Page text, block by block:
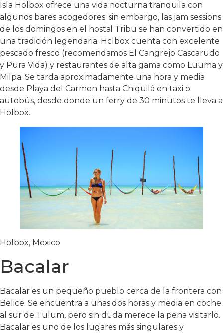
Isla Holbox ofrece una vida nocturna tranquila con
algunos bares acogedores; sin embargo, las jam sessions
de los domingos en el hostal Tribu se han convertido en
una tradición legendaria. Holbox cuenta con excelente
pescado fresco (recomendamos El Cangrejo Cascarudo
y Pura Vida) y restaurantes de alta gama como Luuma y
Milpa. Se tarda aproximadamente una hora y media
desde Playa del Carmen hasta Chiquilá en taxi o
autobús, desde donde un ferry de 30 minutos te lleva a
Holbox.
Holbox, Mexico
Bacalar
Bacalar es un pequeño pueblo cerca de la frontera con
Belice. Se encuentra a unas dos horas y media en coche
al sur de Tulum, pero sin duda merece la pena visitarlo.
Bacalar es uno de los lugares más singulares y